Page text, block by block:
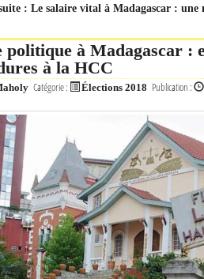
: Le salaire vital à Madagascar : une
politique à Madagascar :
à la HCC
Catégorie : Élections 2018 Publication :